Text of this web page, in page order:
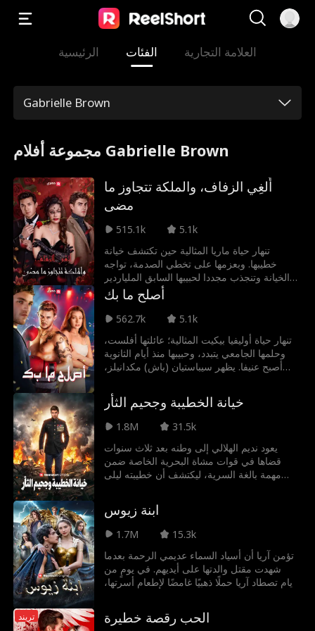
الرئيسية الفئات العلامة التجارية
Gabrielle Brown
مجموعة أفلام Gabrielle Brown
أُلغِي الزفاف، والملكة تتجاوز ما
مضى
515.1k
5.1k
تنهار حياة ماريا المثالية حين تكتشف خيانة
خطيبها. وبعزمها على تخطي الصدمة، تواجه
الخيانة وتنجذب مجددا لحبيبها السابق الملياردير
أليك. ومع تجدد لقائهما، تستيقظ مشاعر الماضي
لتكتشف ماريا أن الحب قد يأتي بغتة بشغف
أصلح ما بك
562.7k
5.1k
تنهار حياة أوليفيا بيكيت المثالية؛ عائلتها أفلست،
وحلمها الجامعي يتبدد، وحبيبها منذ أيام الثانوية
أصبح عنيفا. يظهر سيباستيان (باش) مكدانيلز،
بعد إنقاذه أوليفيا من حبيبها السابق، تشتعل
شرارة الحب بينهما. لكن مع اقتراب الخطر، يجد
باش نفسه مجبرا على الاختيار بين أحلامه وإنقاذ
الفتاة التي قد تدمره.
خيانة الخطيبة وجحيم الثأر
1.8M
31.5k
يعود نديم الهلالي إلى وطنه بعد ثلاث سنوات
قضاها في قوات مشاة البحرية الخاصة ضمن
مهمة بالغة السرية، ليكتشف أن خطيبته ليلى
فادي أنفق جميع أمواله. والأسوأ من ذلك أن
والديه يقفان إلى جانب فادي. وبعد سلسلة من
الخيانات والإهانات، يفضح نديم أكاذيب فادي
ابنة زيوس
1.7M
15.3k
تؤمن آريا أن أسياد السماء عديمي الرحمة بعدما
شهدت مقتل والدتها على أيديهم. في يومٍ من
الأيام تصطاد آريا حملًا ذهبيًا غامضًا لإطعام أسرتها،
مقدسًا لدى أسياد السماء. مما يقودها لملاقاة قاتل
والدتها، كايروس محارب السماء الخالد، لتأخذ
تريند الحب رقصة خطيرة